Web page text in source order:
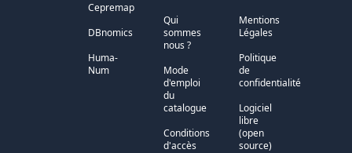
Cepremap
DBnomics
Huma-
Num
Qui
sommes
nous ?
Mode
d'emploi
du
catalogue
Conditions
d'accès
Mentions
Légales
Politique
de
confidentialité
Logiciel
libre
(open
source)